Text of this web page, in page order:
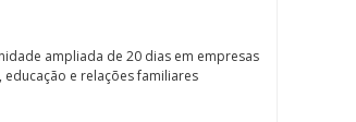
ampliada de 20 dias em empresas
e relações familiares